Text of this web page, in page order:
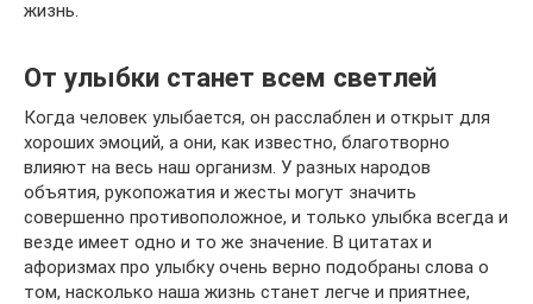
жизнь.
От улыбки станет всем светлей
Когда человек улыбается, он расслаблен и открыт для
хороших эмоций, а они, как известно, благотворно
влияют на весь наш организм. У разных народов
объятия, рукопожатия и жесты могут значить
совершенно противоположное, и только улыбка всегда и
везде имеет одно и то же значение. В цитатах и
афоризмах про улыбку очень верно подобраны слова о
том, насколько наша жизнь станет легче и приятнее,